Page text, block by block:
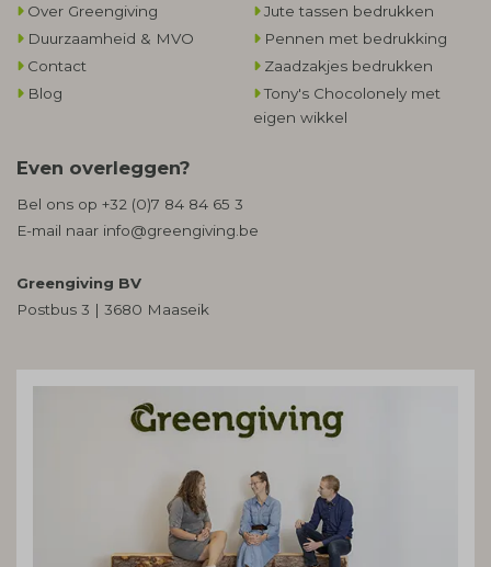
Over Greengiving
Duurzaamheid & MVO
Contact
Blog
Jute tassen bedrukken
Pennen met bedrukking
Zaadzakjes bedrukken
Tony's Chocolonely met
eigen wikkel
Even overleggen?
Bel ons op +32 (0)7 84 84 65 3
E-mail naar info@greengiving.be
Greengiving BV
Postbus 3 | 3680 Maaseik